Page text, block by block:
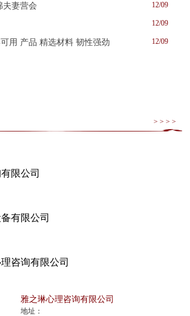
夫妻营会 12/09
12/09
用 产品 精选材料 韧性强劲 12/09
> > > >
限公司
有限公司
咨询有限公司
雅之琳心理咨询有限公司
地址：